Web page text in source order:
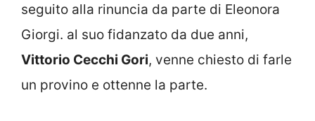
seguito alla rinuncia da parte di Eleonora
Giorgi. al suo fidanzato da due anni,
Vittorio Cecchi Gori, venne chiesto di farle
un provino e ottenne la parte.